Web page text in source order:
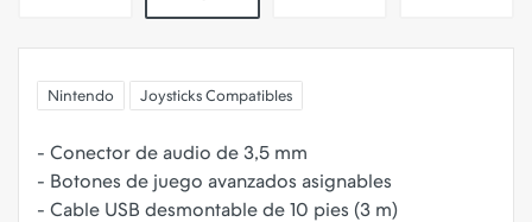
Nintendo Joysticks Compatibles
- Conector de audio de 3,5 mm
- Botones de juego avanzados asignables
- Cable USB desmontable de 10 pies (3 m)